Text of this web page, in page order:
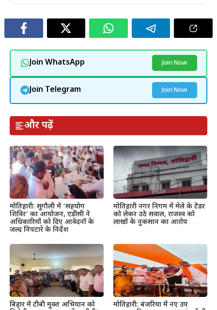
Join WhatsApp Join Now
Join Telegram Join Now
और पढ़ें
मोतिहारी: सुगौली में ‘सहयोग
शिविर’ का आयोजन, एडीसी ने
अधिकारियों को दिए आवेदनों के
जल्द निपटारे के निर्देश
मोतिहारी नगर निगम में मेले के टेंडर
को लेकर उठे सवाल, राजस्व को
लाखों के नुकसान का आरोप
बिहार में टीबी मुक्त अभियान को
मोतिहारी: बंजरिया में नए उप